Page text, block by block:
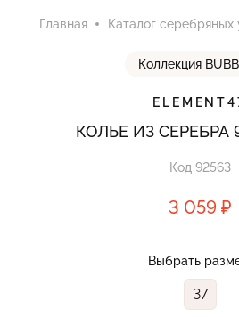
Главная Каталог
Коллекция
КОЛЬЕ ИЗ СЕРЕБРА
Код 92563
3 059 ₽
Выбрать
37